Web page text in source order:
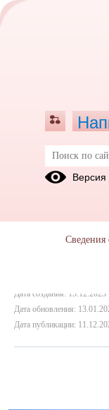
Каракозян
Дата создания: 15.12.2023
Дата обновления:
Дата публикации:
Сведения